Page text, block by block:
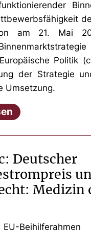
am 21. Mai
Politik
der Strategie
Umsetzung.
Deutscher
Medizin
Beihilferahmen